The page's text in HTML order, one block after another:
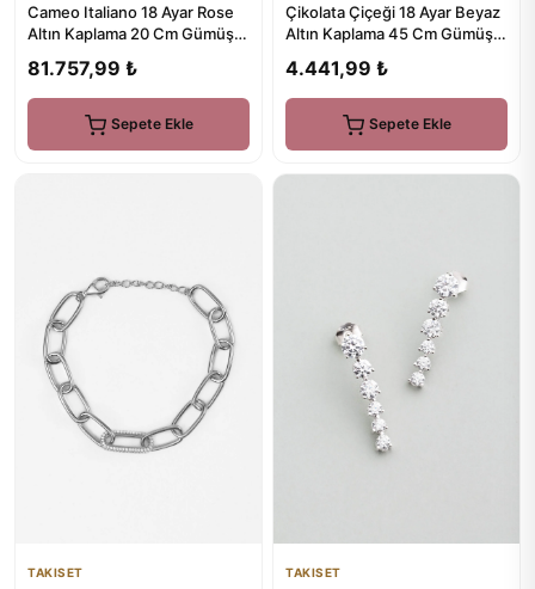
Cameo Italiano 18 Ayar Rose
Altın Kaplama 20 Cm Gümüş
81.757,99 ₺
Sepete Ekle
Çikolata Çiçeği 18 Ayar Beyaz
Altın Kaplama 45 Cm Gümüş
4.441,99 ₺
Sepete Ekle
TAKISET TAKISET